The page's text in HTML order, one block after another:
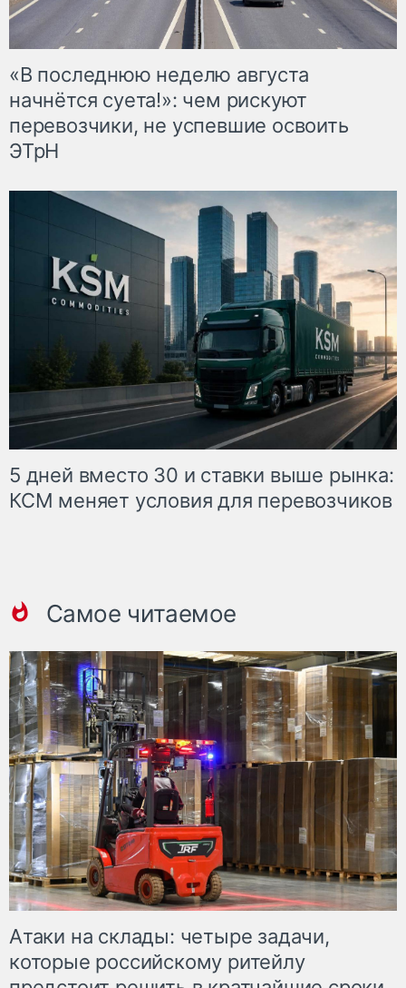
«В последнюю неделю августа
начнётся суета!»: чем рискуют
перевозчики, не успевшие освоить
ЭТрН
5 дней вместо 30 и ставки выше рынка:
КСМ меняет условия для перевозчиков
Самое читаемое
Атаки на склады: четыре задачи,
которые российскому ритейлу